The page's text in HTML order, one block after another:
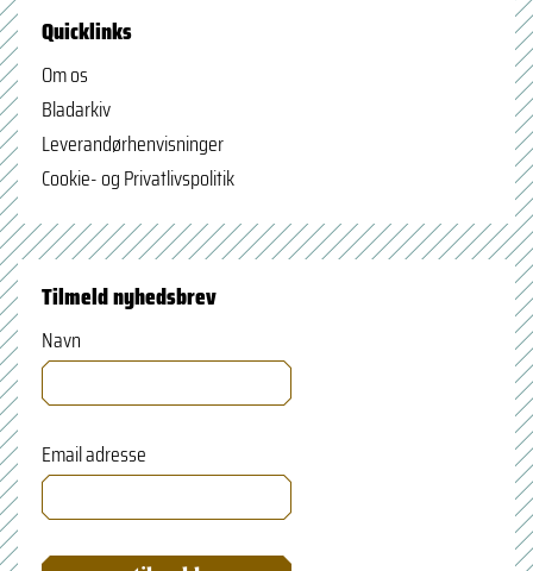
Quicklinks
Om os
Bladarkiv
Leverandørhenvisninger
Cookie- og Privatlivspolitik
Tilmeld nyhedsbrev
Navn
Email adresse